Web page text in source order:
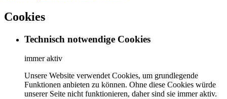
Cookies
Technisch notwendige Cookies
immer aktiv
Unsere Website verwendet Cookies, um grundlegende
Funktionen anbieten zu können. Ohne diese Cookies würde
unserer Seite nicht funktionieren, daher sind sie immer aktiv.